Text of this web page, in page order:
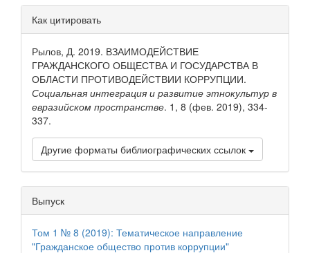
Детали
статьи
Как цитировать
Рылов, Д. 2019. ВЗАИМОДЕЙСТВИЕ
ГРАЖДАНСКОГО ОБЩЕСТВА И ГОСУДАРСТВА В
ОБЛАСТИ ПРОТИВОДЕЙСТВИИ КОРРУПЦИИ.
Социальная интеграция и развитие этнокультур в
евразийском пространстве. 1, 8 (фев. 2019), 334-
337.
Другие форматы библиографических ссылок
Выпуск
Том 1 № 8 (2019): Тематическое направление
"Гражданское общество против коррупции"